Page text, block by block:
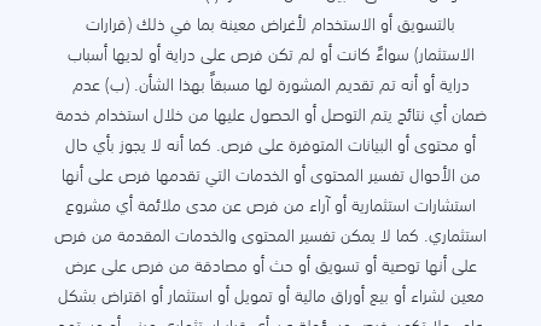
بالتسويق أو الاستخدام لأغراض معينة بما في ذلك (قرارات
الاستثمار) سواءً كانت أو لم تكن فرص على دراية أو لديها أسباب
دراية أو أنه تم تقديم المشورة لها مسبقاً بهذا الشأن. (ب) عدم
ضمان أي نتائج يتم التوصل أو الحصول عليها من خلال استخدام خدمة
أو محتوى أو البيانات المتوفرة على فرص. كما أنه لا يجوز بأي حال
من الأحوال تفسير المحتوى أو الخدمات التي تقدمها فرص على أنها
استشارات استثمارية أو آراء من فرص عن مدى ملائمة أي مشروع
استثماري. كما لا يمكن تفسير المحتوى والخدمات المقدمة من فرص
على أنها توصية أو تسويق أو حث أو مصادقة من فرص على عرض
معين لشراء أو بيع أوراق مالية أو تمويل أو استثمار أو اقتراض بشكل